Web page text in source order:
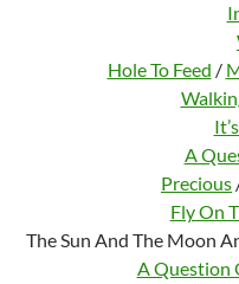
Hole To Feed /
A
Precious
Fly On
The Sun And The Moon
A Question